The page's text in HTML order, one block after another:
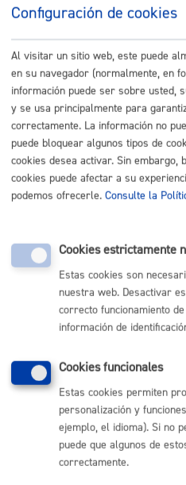
Todos los anuncios
Anuncios previos
Abiertos
En estudio
Anulados
Contratos adjudicados
Formalizaciones de
Histórico
SERVICIOS DE
Instrucciones Internas
eFactura
Planes de Contratación
Configuración de cookies
Al visitar un sitio web, este puede
en su navegador (normalmente, en
información puede ser sobre usted,
y se usa principalmente para
correctamente. La información no
puede bloquear algunos tipos de
cookies desea activar. Sin embargo,
cookies puede afectar a su
podemos ofrecerle. Consulte la
Cookies estrictamente
Estas cookies son
nuestra web. Desactivar
correcto funcionamiento
información de
Cookies funcionales
Estas cookies permiten
personalización y
ejemplo, el idioma). Si no
puede que algunos de
correctamente.